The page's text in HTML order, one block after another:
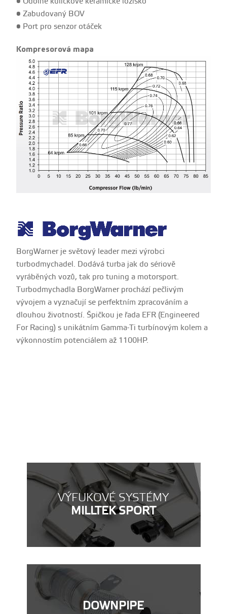
• Zabudovaný BOV
• Port pro senzor otáček
Kompresorová mapa
BorgWarner je světový leader mezi výrobci
turbodmychadel. Dodává turba jak do sériově
vyráběných vozů, tak pro tuning a motorsport.
Turbodmychadla BorgWarner prochází pečlivým
vývojem a vyznačují se perfektním zpracováním a
dlouhou životností. Špičkou je řada EFR (Engineered
For Racing) s unikátním Gamma-Ti turbínovým kolem a
výkonnostím potenciálem až 1100HP.
VÝFUKOVÉ SYSTÉMY
MILLTEK SPORT
DOWNPIPE